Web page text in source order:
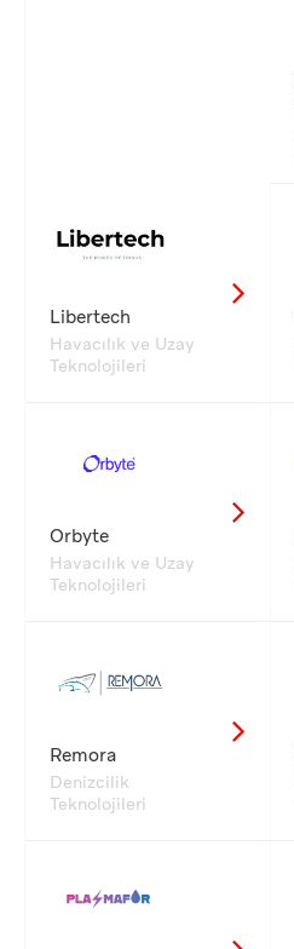
Libertech
Havacılık ve Uzay
Teknolojileri
Orbyte
Havacılık ve Uzay
Teknolojileri
Remora
Denizcilik
Teknolojileri